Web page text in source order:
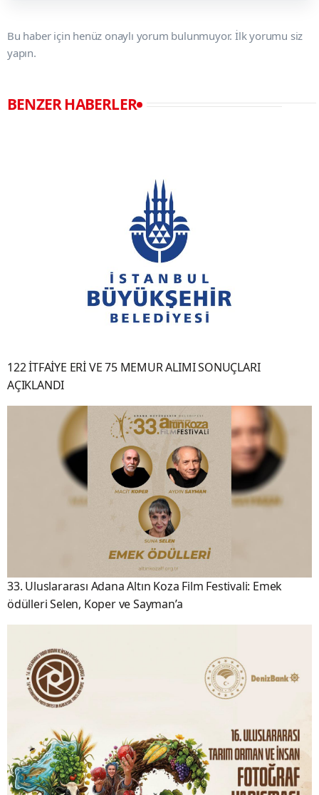
Bu haber için henüz onaylı yorum bulunmuyor. İlk yorumu siz
yapın.
BENZER HABERLER
122 İTFAİYE ERİ VE 75 MEMUR ALIMI SONUÇLARI
AÇIKLANDI
33. Uluslararası Adana Altın Koza Film Festivali: Emek
ödülleri Selen, Koper ve Sayman’a